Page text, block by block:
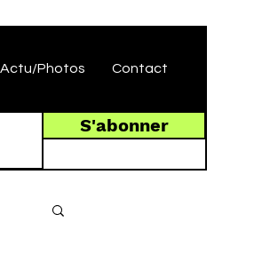
Actu/Photos Contact
S'abonner